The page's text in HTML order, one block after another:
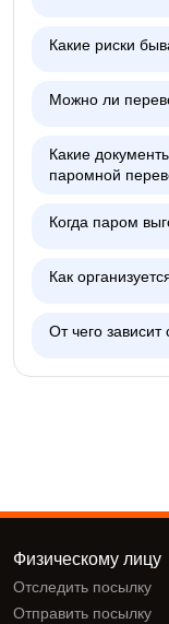
Какие риски
Можно ли
Какие
паромной
Когда паром
Как
От чего зависит
Физическому лицу
Отследить посылку
Отправить посылку